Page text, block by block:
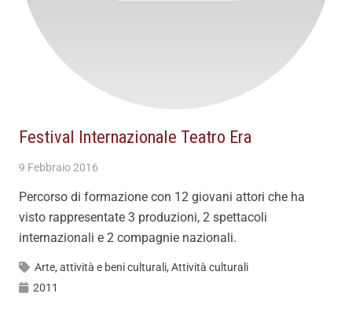
Festival Internazionale Teatro Era
9 Febbraio 2016
Percorso di formazione con 12 giovani attori che ha
visto rappresentate 3 produzioni, 2 spettacoli
internazionali e 2 compagnie nazionali.
Arte, attività e beni culturali, Attività culturali
2011